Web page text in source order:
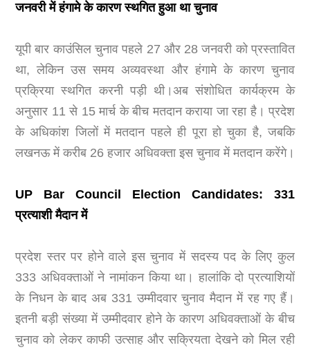
जनवरी में हंगामे के कारण स्थगित हुआ था चुनाव
यूपी बार काउंसिल चुनाव पहले 27 और 28 जनवरी को प्रस्तावित
था, लेकिन उस समय अव्यवस्था और हंगामे के कारण चुनाव
प्रक्रिया स्थगित करनी पड़ी थी।अब संशोधित कार्यक्रम के
अनुसार 11 से 15 मार्च के बीच मतदान कराया जा रहा है। प्रदेश
के अधिकांश जिलों में मतदान पहले ही पूरा हो चुका है, जबकि
लखनऊ में करीब 26 हजार अधिवक्ता इस चुनाव में मतदान करेंगे।
UP Bar Council Election Candidates: 331
प्रत्याशी मैदान में
प्रदेश स्तर पर होने वाले इस चुनाव में सदस्य पद के लिए कुल
333 अधिवक्ताओं ने नामांकन किया था। हालांकि दो प्रत्याशियों
के निधन के बाद अब 331 उम्मीदवार चुनाव मैदान में रह गए हैं।
इतनी बड़ी संख्या में उम्मीदवार होने के कारण अधिवक्ताओं के बीच
चुनाव को लेकर काफी उत्साह और सक्रियता देखने को मिल रही